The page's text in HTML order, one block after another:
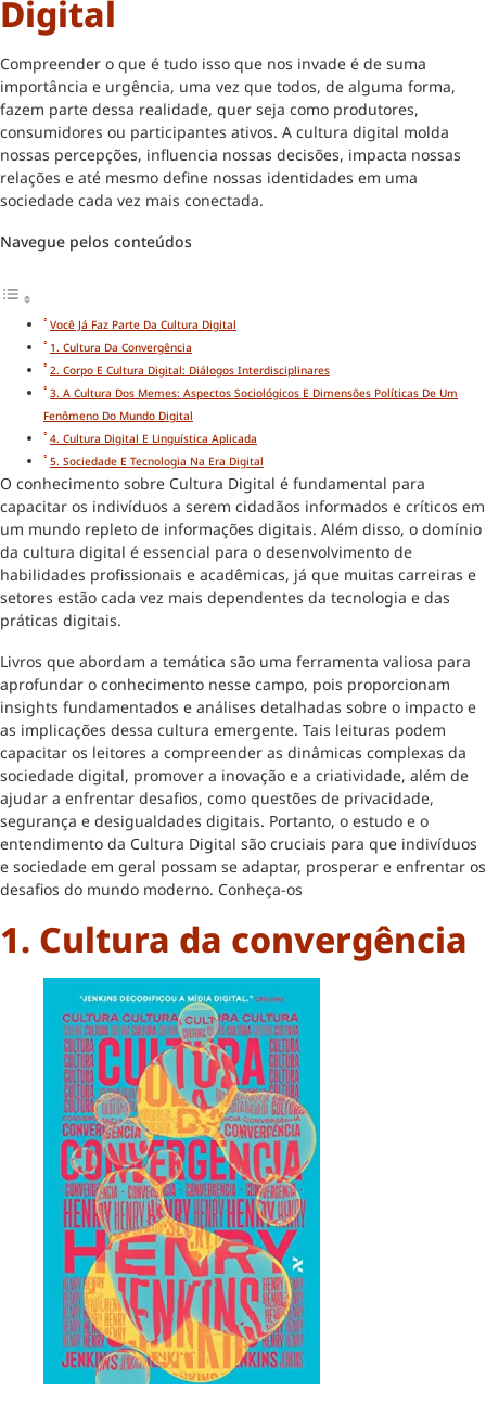
Digital
Compreender o que é tudo isso que nos invade é de suma
importância e urgência, uma vez que todos, de alguma forma,
fazem parte dessa realidade, quer seja como produtores,
consumidores ou participantes ativos. A cultura digital molda
nossas percepções, influencia nossas decisões, impacta nossas
relações e até mesmo define nossas identidades em uma
sociedade cada vez mais conectada.
Navegue pelos conteúdos
Você Já Faz Parte Da Cultura Digital
1. Cultura Da Convergência
2. Corpo E Cultura Digital: Diálogos Interdisciplinares
3. A Cultura Dos Memes: Aspectos Sociológicos E Dimensões Políticas De Um
Fenômeno Do Mundo Digital
4. Cultura Digital E Linguística Aplicada
5. Sociedade E Tecnologia Na Era Digital
O conhecimento sobre Cultura Digital é fundamental para
capacitar os indivíduos a serem cidadãos informados e críticos em
um mundo repleto de informações digitais. Além disso, o domínio
da cultura digital é essencial para o desenvolvimento de
habilidades profissionais e acadêmicas, já que muitas carreiras e
setores estão cada vez mais dependentes da tecnologia e das
práticas digitais.
Livros que abordam a temática são uma ferramenta valiosa para
aprofundar o conhecimento nesse campo, pois proporcionam
insights fundamentados e análises detalhadas sobre o impacto e
as implicações dessa cultura emergente. Tais leituras podem
capacitar os leitores a compreender as dinâmicas complexas da
sociedade digital, promover a inovação e a criatividade, além de
ajudar a enfrentar desafios, como questões de privacidade,
segurança e desigualdades digitais. Portanto, o estudo e o
entendimento da Cultura Digital são cruciais para que indivíduos
e sociedade em geral possam se adaptar, prosperar e enfrentar os
desafios do mundo moderno. Conheça-os
1. Cultura da convergência